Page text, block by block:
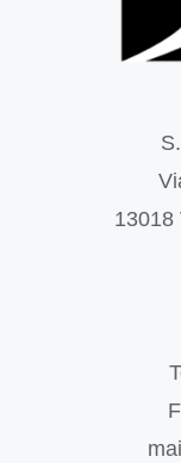
13018